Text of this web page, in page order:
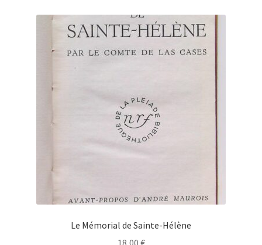
Le Mémorial de Sainte-Hélène